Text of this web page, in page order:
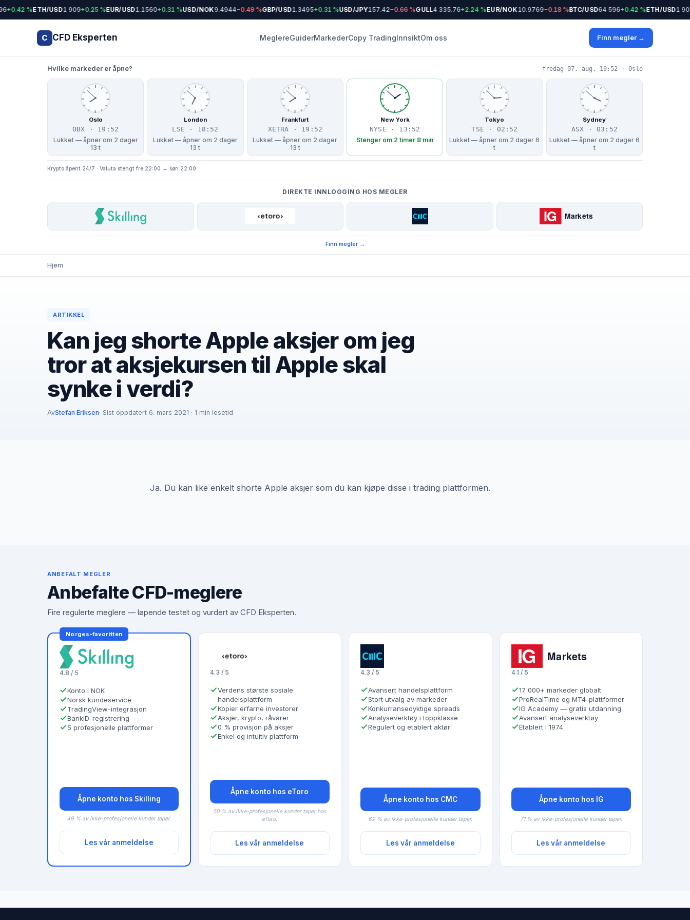
+0.42 %ETH/USD1 909+0.25 %EUR/USD1.1560+0.31 %USD/NOK9.4944−0.49 %GBP/USD1.3495+0.31 %USD/JPY157.42−0.66 %GULL4 335.76+2.24 %EUR/NOK10.9769−0.18 %BTC/USD64 596+0.42 %ETH/USD1 909
C CFD Eksperten MeglereGuiderMarkederCopy TradingInnsiktOm oss Finn megler →
Hvilke markeder er åpne? fredag 07. aug. 19:52 · Oslo
Oslo
OBX · 19:52
Lukket — åpner om 2 dager
13 t
London
LSE · 18:52
Lukket — åpner om 2 dager
13 t
Frankfurt
XETRA · 19:52
Lukket — åpner om 2 dager
13 t
New York
NYSE · 13:52
Stenger om 2 timer 8 min
Tokyo
TSE · 02:52
Lukket — åpner om 2 dager 6
t
Sydney
ASX · 03:52
Lukket — åpner om 2 dager 6
t
Krypto åpent 24/7 · Valuta stengt fre 22:00 → søn 22:00
DIREKTE INNLOGGING HOS MEGLER
Finn megler →
Hjem
ARTIKKEL
Kan jeg shorte Apple aksjer om jeg
tror at aksjekursen til Apple skal
synke i verdi?
AvStefan Eriksen· Sist oppdatert 6. mars 2021 · 1 min lesetid
Ja. Du kan like enkelt shorte Apple aksjer som du kan kjøpe disse i trading plattformen.
ANBEFALT MEGLER
Anbefalte CFD-meglere
Fire regulerte meglere — løpende testet og vurdert av CFD Eksperten.
Norges-favoritten
4.8 / 5
Konto i NOK
Norsk kundeservice
TradingView-integrasjon
BankID-registrering
5 profesjonelle plattformer
Åpne konto hos Skilling
49 % av ikke-profesjonelle kunder taper.
Les vår anmeldelse
4.3 / 5
Verdens største sosiale
handelsplattform
Kopier erfarne investorer
Aksjer, krypto, råvarer
0 % provisjon på aksjer
Enkel og intuitiv plattform
Åpne konto hos eToro
50 % av ikke-profesjonelle kunder taper hos
eToro.
Les vår anmeldelse
4.3 / 5
Avansert handelsplattform
Stort utvalg av markeder
Konkurransedyktige spreads
Analyseverktøy i toppklasse
Regulert og etablert aktør
Åpne konto hos CMC
69 % av ikke-profesjonelle kunder taper.
Les vår anmeldelse
4.1 / 5
17 000+ markeder globalt
ProRealTime og MT4-plattformer
IG Academy — gratis utdanning
Avansert analyseverktøy
Etablert i 1974
Åpne konto hos IG
71 % av ikke-profesjonelle kunder taper.
Les vår anmeldelse